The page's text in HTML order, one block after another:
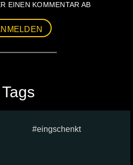
EINEN KOMMENTAR AB
Tags
eingschenkt